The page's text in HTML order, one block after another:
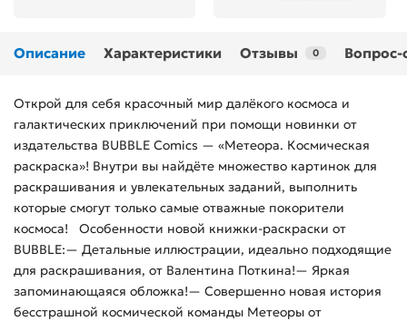
Описание Характеристики Отзывы 0 Вопрос-
Открой для себя красочный мир далёкого космоса и
галактических приключений при помощи новинки от
издательства BUBBLE Comics — «Метеора. Космическая
раскраска»! Внутри вы найдёте множество картинок для
раскрашивания и увлекательных заданий, выполнить
которые смогут только самые отважные покорители
космоса! Особенности новой книжки-раскраски от
BUBBLE:— Детальные иллюстрации, идеально подходящие
для раскрашивания, от Валентина Поткина!— Яркая
запоминающаяся обложка!— Совершенно новая история
бесстрашной космической команды Метеоры от